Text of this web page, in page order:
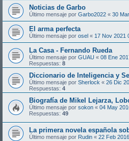
Noticias de Garbo
Último mensaje por Garbo2022 « 30
El arma perfecta
Último mensaje por osel « 17 Nov 2021
La Casa - Fernando Rueda
Último mensaje por GUAU « 08 Ene
Respuestas: 8
Diccionario de Inteligencia y
Último mensaje por Sherlock « 26 Dic
Respuestas: 4
Biografía de Mikel Lejarza,
Último mensaje por sokon « 04 May
Respuestas: 49
La primera novela española
Último mensaje por Rudin « 22 Feb